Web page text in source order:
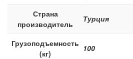
Страна
производитель
Турция
Грузоподъемность
(кг)
100